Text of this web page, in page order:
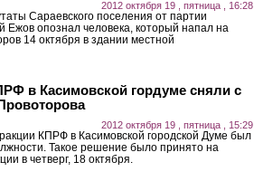
2012 октября 19 , пятница , 16:28
Сараевского поселения от партии
Ежов опознал человека, который напал на
14 октября в здании местной
в Касимовской гордуме сняли с
2012 октября 19 , пятница , 15:29
КПРФ в Касимовской городской Думе был
Такое решение было принято на
в четверг, 18 октября.